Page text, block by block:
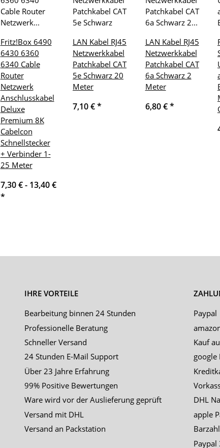
Fritz!Box 6490
6430 6360
6340 Cable
Router
Netzwerk
Anschlusskabel
Deluxe
Premium 8K
Cabelcon
Schnellstecker
+ Verbinder 1-
25 Meter
7,30 € - 13,40 €
*
LAN Kabel RJ45
Netzwerkkabel
Patchkabel CAT
5e Schwarz 20
Meter
7,10 €*
LAN Kabel RJ45
Netzwerkkabel
Patchkabel CAT
6a Schwarz 2
Meter
6,80 €*
IHRE VORTEILE
Bearbeitung binnen 24 Stunden
Professionelle Beratung
Schneller Versand
24 Stunden E-Mail Support
Über 23 Jahre Erfahrung
99% Positive Bewertungen
Ware wird vor der Auslieferung geprüft
Versand mit DHL
Versand an Packstation
Paypal
Kauf
google
DHL
apple
Paypal